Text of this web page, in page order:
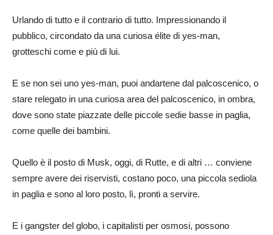
Urlando di tutto e il contrario di tutto. Impressionando il
pubblico, circondato da una curiosa élite di yes-man,
grotteschi come e più di lui.
E se non sei uno yes-man, puoi andartene dal palcoscenico, o
stare relegato in una curiosa area del palcoscenico, in ombra,
dove sono state piazzate delle piccole sedie basse in paglia,
come quelle dei bambini.
Quello è il posto di Musk, oggi, di Rutte, e di altri … conviene
sempre avere dei riservisti, costano poco, una piccola sediola
in paglia e sono al loro posto, lì, pronti a servire.
E i gangster del globo, i capitalisti per osmosi, possono